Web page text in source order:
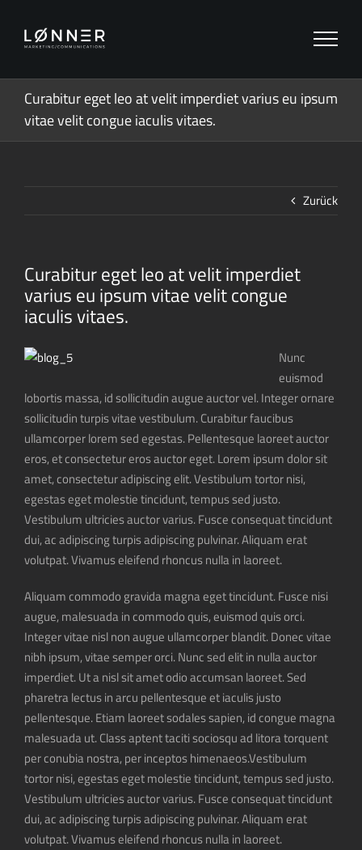
Inhalt
springen
Curabitur eget leo at velit imperdiet varius eu ipsum
vitae velit congue iaculis vitaes.
Zurück
Curabitur eget leo at velit imperdiet
varius eu ipsum vitae velit congue
iaculis vitaes.
Nunc
euismod
lobortis massa, id sollicitudin augue auctor vel. Integer ornare
sollicitudin turpis vitae vestibulum. Curabitur faucibus
ullamcorper lorem sed egestas. Pellentesque laoreet auctor
eros, et consectetur eros auctor eget. Lorem ipsum dolor sit
amet, consectetur adipiscing elit. Vestibulum tortor nisi,
egestas eget molestie tincidunt, tempus sed justo.
Vestibulum ultricies auctor varius. Fusce consequat tincidunt
dui, ac adipiscing turpis adipiscing pulvinar. Aliquam erat
volutpat. Vivamus eleifend rhoncus nulla in laoreet.
Aliquam commodo gravida magna eget tincidunt. Fusce nisi
augue, malesuada in commodo quis, euismod quis orci.
Integer vitae nisl non augue ullamcorper blandit. Donec vitae
nibh ipsum, vitae semper orci. Nunc sed elit in nulla auctor
imperdiet. Ut a nisl sit amet odio accumsan laoreet. Sed
pharetra lectus in arcu pellentesque et iaculis justo
pellentesque. Etiam laoreet sodales sapien, id congue magna
malesuada ut. Class aptent taciti sociosqu ad litora torquent
per conubia nostra, per inceptos himenaeos.Vestibulum
tortor nisi, egestas eget molestie tincidunt, tempus sed justo.
Vestibulum ultricies auctor varius. Fusce consequat tincidunt
dui, ac adipiscing turpis adipiscing pulvinar. Aliquam erat
volutpat. Vivamus eleifend rhoncus nulla in laoreet.